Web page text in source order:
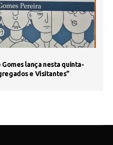
lança nesta quinta-
e Visitantes”